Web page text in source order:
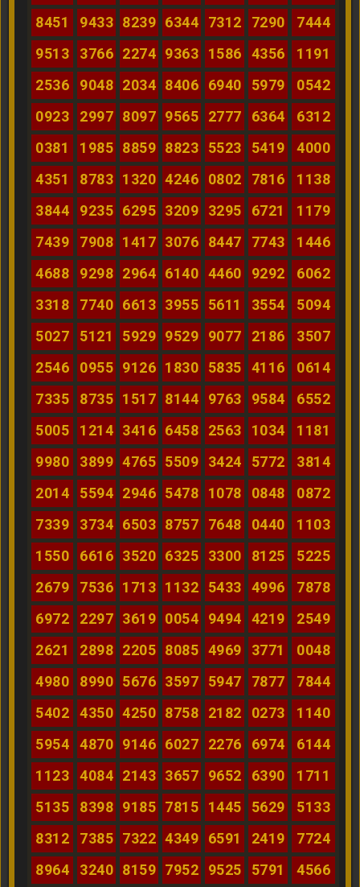
8451
9433 8239 6344 7312 7290
7444
9513
3766 2274 9363 1586 4356
1191
2536
9048 2034 8406 6940 5979
0542
0923
2997 8097 9565 2777 6364
6312
0381
1985 8859 8823 5523 5419
4000
4351
8783 1320 4246 0802 7816
1138
3844
9235 6295 3209 3295 6721
1179
7439
7908 1417 3076 8447 7743
1446
4688
9298 2964 6140 4460 9292
6062
3318
7740 6613 3955 5611 3554
5094
5027
5121 5929 9529 9077 2186
3507
2546
0955 9126 1830 5835 4116
0614
7335
8735 1517 8144 9763 9584
6552
5005
1214 3416 6458 2563 1034
1181
9980
3899 4765 5509 3424 5772
3814
2014
5594 2946 5478 1078 0848
0872
7339
3734 6503 8757 7648 0440
1103
1550
6616 3520 6325 3300 8125
5225
2679
7536 1713 1132 5433 4996
7878
6972
2297 3619 0054 9494 4219
2549
2621
2898 2205 8085 4969 3771
0048
4980
8990 5676 3597 5947 7877
7844
5402
4350 4250 8758 2182 0273
1140
5954
4870 9146 6027 2276 6974
6144
1123
4084 2143 3657 9652 6390
1711
5135
8398 9185 7815 1445 5629
5133
8312
7385 7322 4349 6591 2419
7724
8964
3240 8159 7952 9525 5791 4566